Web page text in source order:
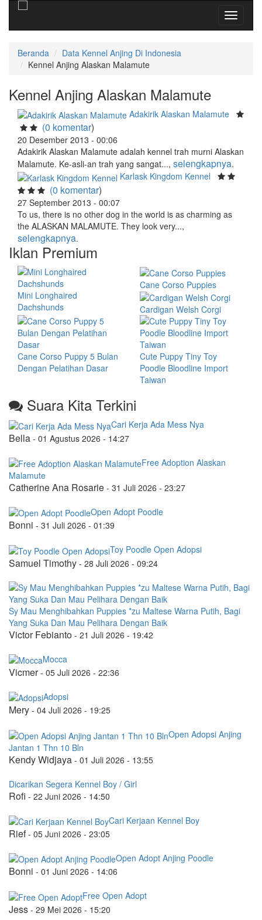
Toggle
Beranda
Data Kennel Anjing Di Indonesia
Kennel Anjing Alaskan Malamute
Kennel Anjing Alaskan Malamute
Adakirik Alaskan Malamute
(0 komentar)
20 Desember 2013 - 00:06
Adakirik Alaskan Malamute adalah kennel trah murni Alaskan
Malamute. Ke-asli-an trah yang sangat..., selengkapnya.
Karlask Kingdom Kennel
(0 komentar)
27 September 2013 - 00:07
To us, there is no other dog in the world is as charming as
the ALASKAN MALAMUTE. They look very...,
selengkapnya.
Iklan Premium
Mini Longhaired
Dachshunds
Cane Corso Puppies
Cardigan Welsh Corgi
Cane Corso Puppy 5 Bulan
Dengan Pelatihan Dasar
Cute Puppy Tiny Toy
Poodle Bloodline Import
Taiwan
Suara Kita Terkini
Cari Kerja Ada Mess Nya
Bella - 01 Agustus 2026 - 14:27
Free Adoption Alaskan
Malamute
Catherine Ana Rosarie - 31 Juli 2026 - 23:27
Open Adopt Poodle
Bonni - 31 Juli 2026 - 01:39
Toy Poodle Open Adopsi
Samuel Timothy - 28 Juli 2026 - 09:24
Sy Mau Menghibahkan Puppies *zu Maltese Warna Putih, Bagi
Yang Suka Dan Mau Pelihara Dengan Baik
Victor Febianto - 21 Juli 2026 - 19:42
Mocca
Vicmer- 05 Juli 2026 - 22:36
Adopsi
Mery - 04 Juli 2026 - 19:25
Open Adopsi Anjing
Jantan 1 Thn 10 Bln
Kendy Widjaya - 01 Juli 2026 - 13:55
Dicarikan Segera Kennel Boy / Girl
Rofi - 22 Juni 2026 - 14:50
Cari Kerjaan Kennel Boy
Rief- 05 Juni 2026 - 23:05
Open Adopt Anjing Poodle
Bonni - 01 Juni 2026 - 14:06
Free Open Adopt
Jess - 29 Mei 2026 - 15:20